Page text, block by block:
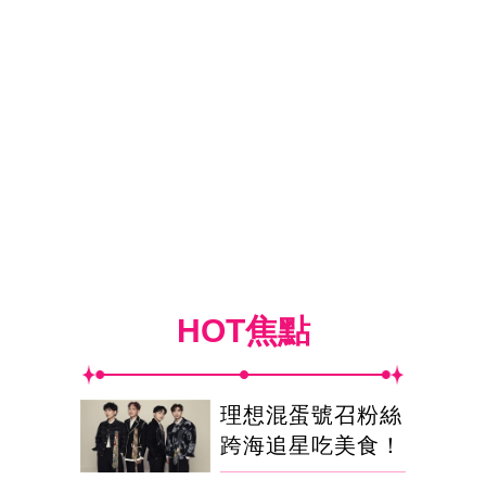
HOT焦點
理想混蛋號召粉絲
跨海追星吃美食！